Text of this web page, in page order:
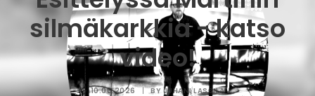
silmäkarkkia - katso
video!
10.06.2026 | BY JUHANI LASSILA